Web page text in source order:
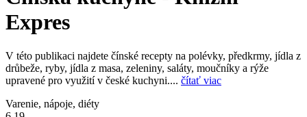
Expres
V této publikaci najdete čínské recepty na polévky, předkrmy, jídla z
drůbeže, ryby, jídla z masa, zeleniny, saláty, moučníky a rýže
upravené pro využití v české kuchyni.... čítať viac
Varenie, nápoje, diéty